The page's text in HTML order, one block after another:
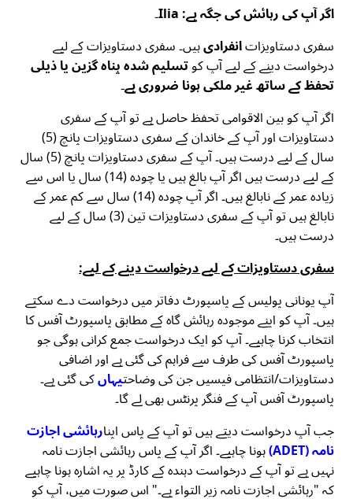
اگر آپ کی رہائش کی جگہ ہے: Ilia۔
سفری دستاویزاتانفرادیہیں۔ سفری دستاویزات کے لیے
درخواست دینے کے لیے آپ کوتسلیم شدہ پناہ گزین یا ذیلی
تحفظ کے ساتھ غیر ملکی ہونا ضروری ہے۔
اگر آپ کو بین الاقوامی تحفظ حاصل ہے تو آپ کے سفری
دستاویزات اور آپ کے خاندان کے سفری دستاویزات پانچ (5)
سال کے لیے درست ہیں۔ آپ کے سفری دستاویزات پانچ (5) سال
کے لیے درست ہیں اگر آپ بالغ ہیں یا چودہ (14) سال یا اس سے
زیادہ عمر کے نابالغ ہیں۔ اگر آپ چودہ (14) سال سے کم عمر کے
نابالغ ہیں تو آپ کے سفری دستاویزات تین (3) سال کے لیے
درست ہیں۔
سفری دستاویزات کے لیے درخواست دینے کے لیے:
آپ یونانی پولیس کے پاسپورٹ دفاتر میں درخواست دے سکتے
ہیں۔ آپ کو اپنے موجودہ رہائش گاہ کے مطابق پاسپورٹ آفس کا
انتخاب کرنا چاہیے۔ آپ کو ایک درخواست جمع کرانی ہوگی جو
پاسپورٹ آفس کی طرف سے فراہم کی گئی ہے اور اضافی
دستاویزات/انتظامی فیسیں جن کی وضاحتیہاںکی گئی ہے۔
پاسپورٹ آفس آپ کے فنگر پرنٹس بھی لے گا۔
جب آپ درخواست دیتے ہیں تو آپ کے پاس اپنارہائشی اجازت
نامہ (ADET) ہونا چاہیے۔ اگر آپ کے پاس رہائشی اجازت نامہ
نہیں ہے تو آپ کے درخواست دہندہ کے کارڈ پر یہ اشارہ ہونا چاہیے
کہ "رہائشی اجازت نامہ زیر التواء ہے۔" اس صورت میں، آپ کو